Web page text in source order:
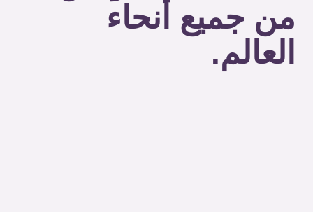
من جميع أنحاء
العالم.